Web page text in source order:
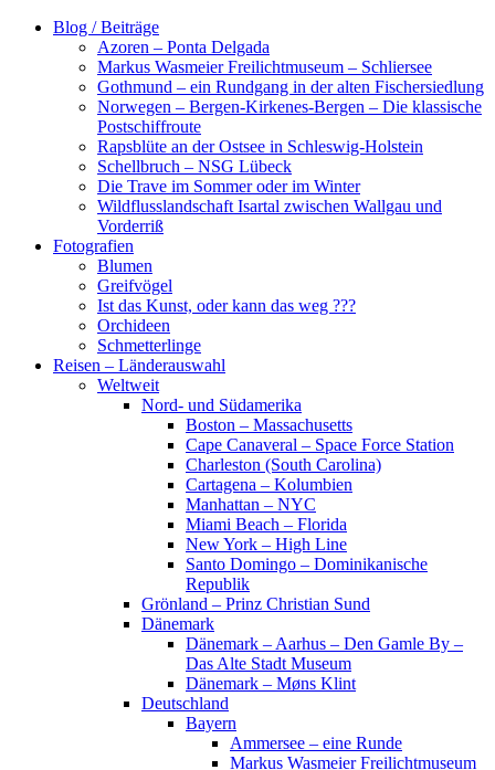
Zum
Blog / Beiträge
Azoren – Ponta Delgada
Markus Wasmeier Freilichtmuseum – Schliersee
Gothmund – ein Rundgang in der alten Fischersiedlung
Norwegen – Bergen-Kirkenes-Bergen – Die klassische
Postschiffroute
Rapsblüte an der Ostsee in Schleswig-Holstein
Schellbruch – NSG Lübeck
Die Trave im Sommer oder im Winter
Wildflusslandschaft Isartal zwischen Wallgau und
Vorderriß
Fotografien
Blumen
Greifvögel
Ist das Kunst, oder kann das weg ???
Orchideen
Schmetterlinge
Reisen – Länderauswahl
Weltweit
Nord- und Südamerika
Boston – Massachusetts
Cape Canaveral – Space Force Station
Charleston (South Carolina)
Cartagena – Kolumbien
Manhattan – NYC
Miami Beach – Florida
New York – High Line
Santo Domingo – Dominikanische
Republik
Grönland – Prinz Christian Sund
Dänemark
Dänemark – Aarhus – Den Gamle By –
Das Alte Stadt Museum
Dänemark – Møns Klint
Deutschland
Bayern
Ammersee – eine Runde
Markus Wasmeier Freilichtmuseum